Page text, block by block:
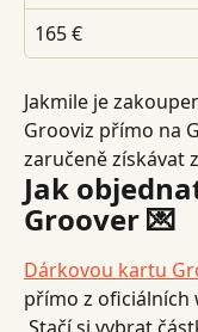
165 €
Jakmile je
Grooviz přímo na
zaručeně získávat
Jak
Groover 💌
Dárkovou kartu
přímo z oficiálních